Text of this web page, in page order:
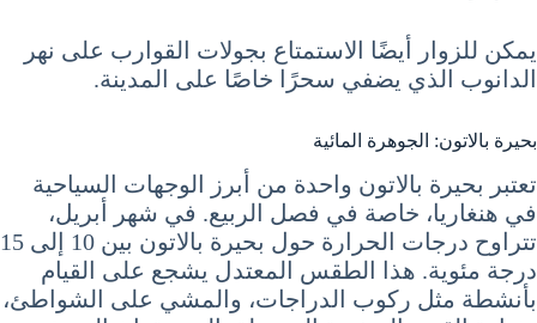
يمكن للزوار أيضًا الاستمتاع بجولات القوارب على نهر
الدانوب الذي يضفي سحرًا خاصًا على المدينة.
بحيرة بالاتون: الجوهرة المائية
تعتبر بحيرة بالاتون واحدة من أبرز الوجهات السياحية
في هنغاريا، خاصة في فصل الربيع. في شهر أبريل،
تتراوح درجات الحرارة حول بحيرة بالاتون بين 10 إلى 15
درجة مئوية. هذا الطقس المعتدل يشجع على القيام
بأنشطة مثل ركوب الدراجات، والمشي على الشواطئ،